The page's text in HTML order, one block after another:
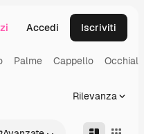
Accedi Iscriviti
Palme Cappello Occhiali
Rilevanza